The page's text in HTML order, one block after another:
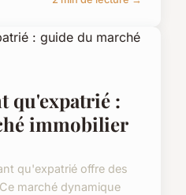
qu'expatrié :
immobilier
qu'expatrié offre des
marché dynamique